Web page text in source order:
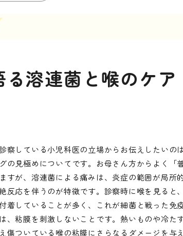
溶連菌と喉のケア
察している小児科医の立場からお伝えしたいの
の見極めについてです。お母さん方からよく「
すが、溶連菌による痛みは、炎症の範囲が局所
反応を伴うのが特徴です。診察時に喉を見ると
着していることが多く、これが細菌と戦った免
、粘膜を刺激しないことです。熱いものや冷た
傷ついている喉の粘膜にさらなるダメージを与